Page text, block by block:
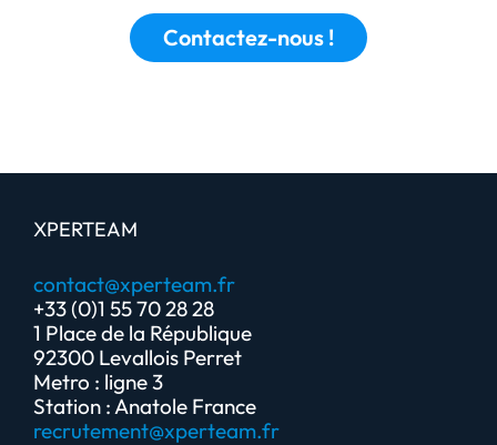
Contactez-nous !
XPERTEAM
contact@xperteam.fr
+33 (0)1 55 70 28 28
1 Place de la République
92300 Levallois Perret
Metro : ligne 3
Station : Anatole France
recrutement@xperteam.fr